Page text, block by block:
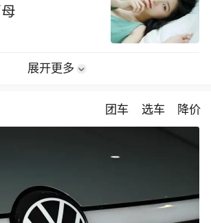
展开更多
团车 选车 降价